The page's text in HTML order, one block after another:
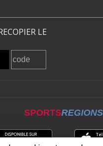
LE
SPORTSREGIONS